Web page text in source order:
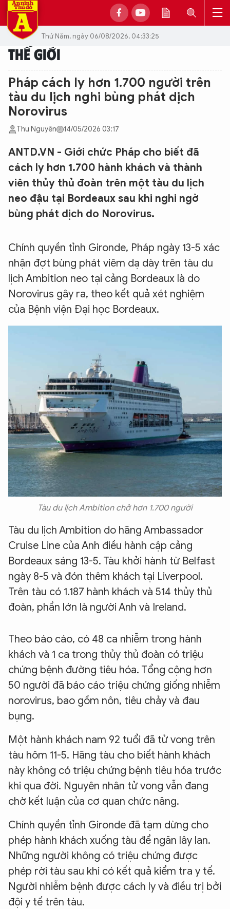
Thứ Năm, ngày 06/08/2026, 04:33:25
THẾ GIỚI
Pháp cách ly hơn 1.700 người trên
tàu du lịch nghi bùng phát dịch
Norovirus
Thu Nguyên 14/05/2026 03:17
ANTD.VN - Giới chức Pháp cho biết đã
cách ly hơn 1.700 hành khách và thành
viên thủy thủ đoàn trên một tàu du lịch
neo đậu tại Bordeaux sau khi nghi ngờ
bùng phát dịch do Norovirus.
Chính quyền tỉnh Gironde, Pháp ngày 13-5 xác
nhận đợt bùng phát viêm dạ dày trên tàu du
lịch Ambition neo tại cảng Bordeaux là do
Norovirus gây ra, theo kết quả xét nghiệm
của Bệnh viện Đại học Bordeaux.
Tàu du lịch Ambition chở hơn 1.700 người
Tàu du lịch Ambition do hãng Ambassador
Cruise Line của Anh điều hành cập cảng
Bordeaux sáng 13-5. Tàu khởi hành từ Belfast
ngày 8-5 và đón thêm khách tại Liverpool.
Trên tàu có 1.187 hành khách và 514 thủy thủ
đoàn, phần lớn là người Anh và Ireland.
Theo báo cáo, có 48 ca nhiễm trong hành
khách và 1 ca trong thủy thủ đoàn có triệu
chứng bệnh đường tiêu hóa. Tổng cộng hơn
50 người đã báo cáo triệu chứng giống nhiễm
norovirus, bao gồm nôn, tiêu chảy và đau
bụng.
Một hành khách nam 92 tuổi đã tử vong trên
tàu hôm 11-5. Hãng tàu cho biết hành khách
này không có triệu chứng bệnh tiêu hóa trước
khi qua đời. Nguyên nhân tử vong vẫn đang
chờ kết luận của cơ quan chức năng.
Chính quyền tỉnh Gironde đã tạm dừng cho
phép hành khách xuống tàu để ngăn lây lan.
Những người không có triệu chứng được
phép rời tàu sau khi có kết quả kiểm tra y tế.
Người nhiễm bệnh được cách ly và điều trị bởi
đội y tế trên tàu.